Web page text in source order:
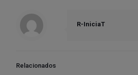
R-IniciaT
Relacionados